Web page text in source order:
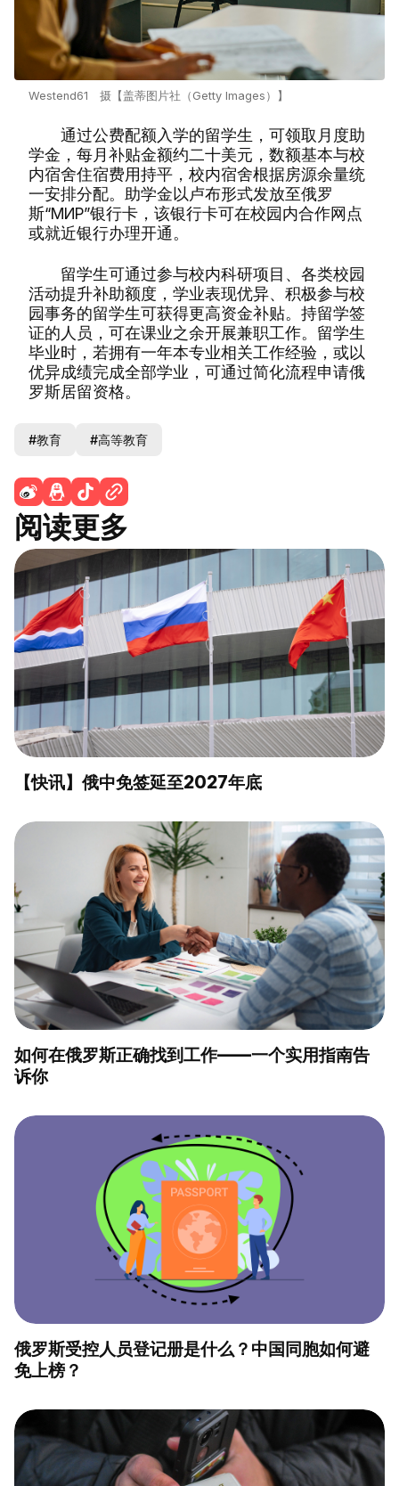
Westend61 摄【盖蒂图片社（Getty Images）】
通过公费配额入学的留学生，可领取月度助
学金，每月补贴金额约二十美元，数额基本与校
内宿舍住宿费用持平，校内宿舍根据房源余量统
一安排分配。助学金以卢布形式发放至俄罗
斯“МИР”银行卡，该银行卡可在校园内合作网点
或就近银行办理开通。
留学生可通过参与校内科研项目、各类校园
活动提升补助额度，学业表现优异、积极参与校
园事务的留学生可获得更高资金补贴。持留学签
证的人员，可在课业之余开展兼职工作。留学生
毕业时，若拥有一年本专业相关工作经验，或以
优异成绩完成全部学业，可通过简化流程申请俄
罗斯居留资格。
#教育 #高等教育
阅读更多
【快讯】俄中免签延至2027年底
如何在俄罗斯正确找到工作——一个实用指南告
诉你
俄罗斯受控人员登记册是什么？中国同胞如何避
免上榜？